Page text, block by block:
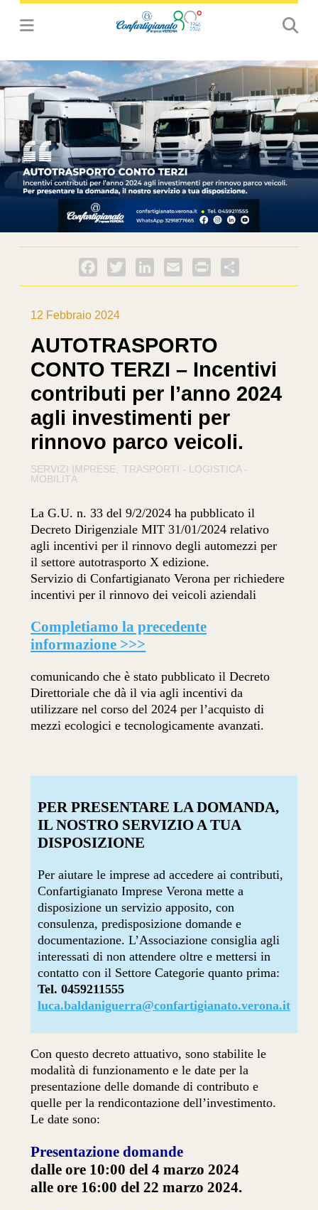
Facebook
Twitter LinkedInEmail PrintFriendly
12 Febbraio 2024
AUTOTRASPORTO
CONTO TERZI – Incentivi
contributi per l’anno 2024
agli investimenti per
rinnovo parco veicoli.
SERVIZI IMPRESE
TRASPORTI - LOGISTICA -
MOBILITÀ
La G.U. n. 33 del 9/2/2024 ha pubblicato il
Decreto Dirigenziale MIT 31/01/2024 relativo
agli incentivi per il rinnovo degli automezzi per
il settore autotrasporto X edizione.
Servizio di Confartigianato Verona per richiedere
incentivi per il rinnovo dei veicoli aziendali
Completiamo la precedente
informazione >>>
comunicando che è stato pubblicato il Decreto
Direttoriale che dà il via agli incentivi da
utilizzare nel corso del 2024 per l’acquisto di
mezzi ecologici e tecnologicamente avanzati.
PER PRESENTARE LA DOMANDA,
IL NOSTRO SERVIZIO A TUA
DISPOSIZIONE
Per aiutare le imprese ad accedere ai contributi,
Confartigianato Imprese Verona mette a
disposizione un servizio apposito, con
consulenza, predisposizione domande e
documentazione. L’Associazione consiglia agli
interessati di non attendere oltre e mettersi in
contatto con il Settore Categorie quanto prima:
Tel. 0459211555
luca.baldaniguerra@confartigianato.verona.it
Con questo decreto attuativo, sono stabilite le
modalità di funzionamento e le date per la
presentazione delle domande di contributo e
quelle per la rendicontazione dell’investimento.
Le date sono:
Presentazione domande
dalle ore 10:00 del 4 marzo 2024
alle ore 16:00 del 22 marzo 2024.